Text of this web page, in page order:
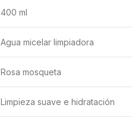
400 ml
Agua micelar limpiadora
Rosa mosqueta
Limpieza suave e hidratación